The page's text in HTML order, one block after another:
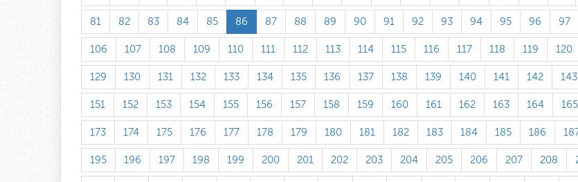
81 82 83 84 85 86 87 88 89 90 91 92 93 94 95 96 97
106 107 108 109 110 111 112 113 114 115 116 117 118 119 120
129 130 131 132 133 134 135 136 137 138 139 140 141 142 143
151 152 153 154 155 156 157 158 159 160 161 162 163 164 165
173 174 175 176 177 178 179 180 181 182 183 184 185 186
195 196 197 198 199 200 201 202 203 204 205 206 207 208